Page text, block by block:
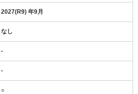
2027(R9) 年9月
なし
-
-
○